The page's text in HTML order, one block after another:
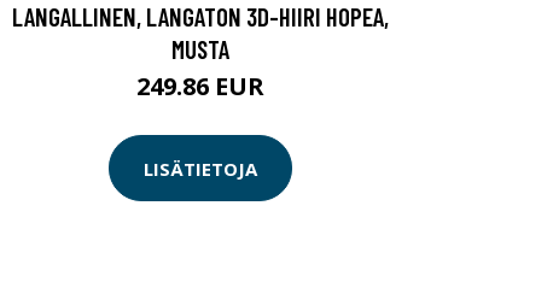
LANGALLINEN, LANGATON 3D-HIIRI HOPEA,
MUSTA
249.86 EUR
LISÄTIETOJA